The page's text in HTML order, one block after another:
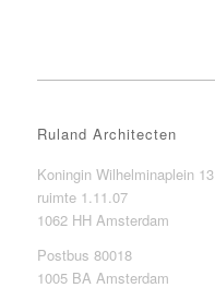
Ruland Architecten
Koningin Wilhelminaplein 13
ruimte 1.11.07
1062 HH Amsterdam
Postbus 80018
1005 BA Amsterdam